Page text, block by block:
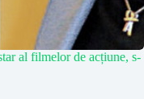
al filmelor de acțiune, s-